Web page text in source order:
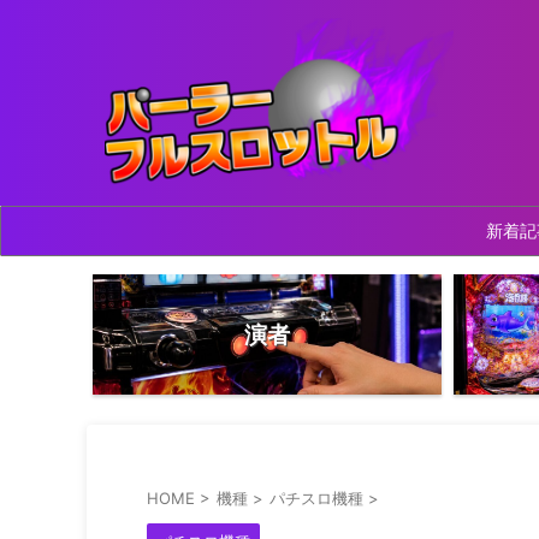
新着
演者
HOME > 機種 > パチスロ機種 >